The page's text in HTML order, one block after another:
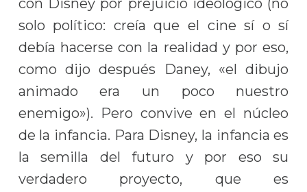
con Disney por prejuicio ideológico (no
solo político: creía que el cine sí o sí
debía hacerse con la realidad y por eso,
como dijo después Daney, «el dibujo
animado era un poco nuestro
enemigo»). Pero convive en el núcleo
de la infancia. Para Disney, la infancia es
la semilla del futuro y por eso su
verdadero proyecto, que es